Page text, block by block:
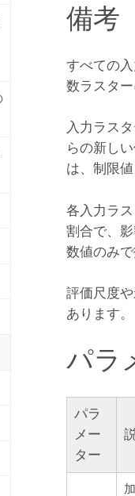
備考
すべての
数ラスタ
入力ラス
らの新し
は、制限
各入力ラ
割合で、
数値のみ
評価尺度
あります。
パラ
パラ
メー
ター